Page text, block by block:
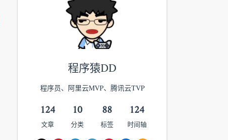
程序猿DD
程序员、阿里云MVP、腾讯云TVP
124
文章
10
分类
88
标签
124
时间轴